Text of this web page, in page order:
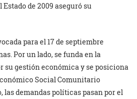
de 2009 aseguró su
para el 17 de septiembre
Por un lado, se funda en la
su gestión económica y se posiciona
Social Comunitario
las demandas políticas pasan por el